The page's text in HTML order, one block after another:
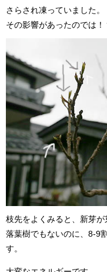
さらされ凍っていました。
その影響があったのでは！
枝先をよくみると、新芽が
落葉樹でもないのに、8-9
す。